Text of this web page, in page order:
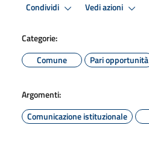
Condividi Vedi azioni
Categorie:
Comune
Pari opportunità
Argomenti:
Comunicazione istituzionale